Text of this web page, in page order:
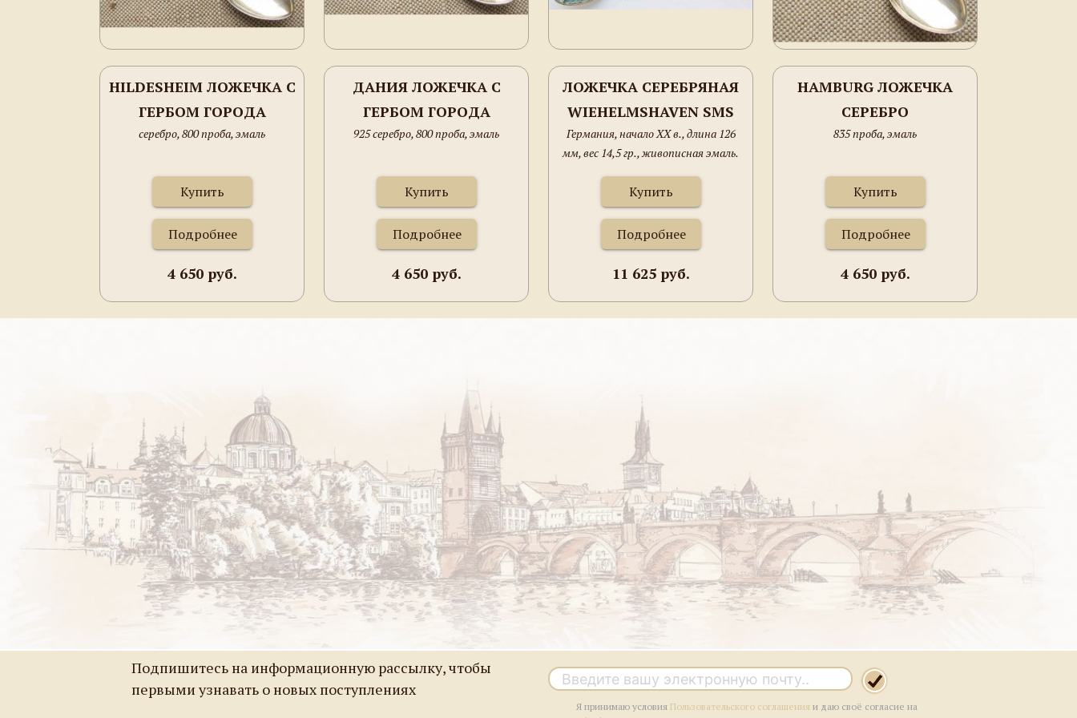
HILDESHEIM ЛОЖЕЧКА С
ГЕРБОМ ГОРОДА
серебро, 800 проба, эмаль
Купить
Подробнее
4 650 руб.
ДАНИЯ ЛОЖЕЧКА С
ГЕРБОМ ГОРОДА
925 серебро, 800 проба, эмаль
Купить
Подробнее
4 650 руб.
ЛОЖЕЧКА СЕРЕБРЯНАЯ
WIEHELMSHAVEN SMS
FRIEDRICH CARL
Германия, начало ХХ в., длина 126
мм, вес 14,5 гр., живописная эмаль.
Купить
Подробнее
11 625 руб.
HAMBURG ЛОЖЕЧКА
СЕРЕБРО
835 проба, эмаль
Купить
Подробнее
4 650 руб.
Подпишитесь на информационную рассылку, чтобы
первыми узнавать о новых поступлениях
Я принимаю условия Пользовательского соглашения и даю своё согласие на